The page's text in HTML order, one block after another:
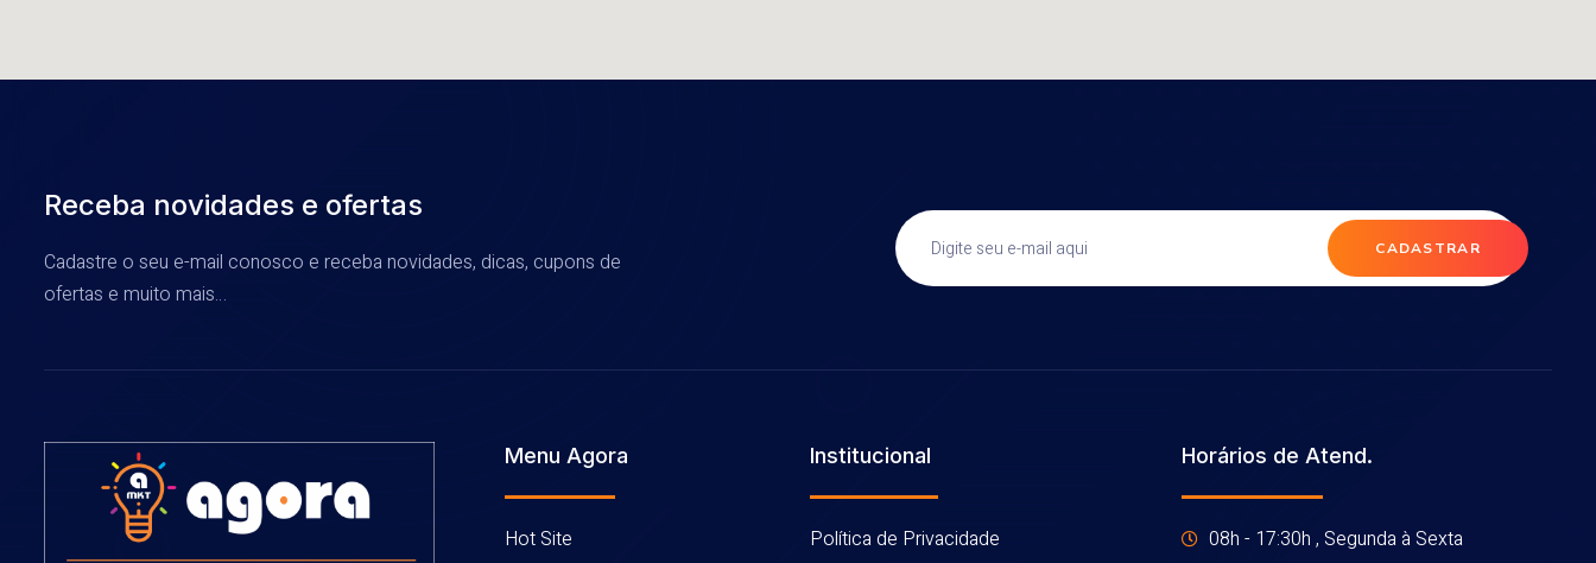
Receba novidades e ofertas
Cadastre o seu e-mail conosco e receba novidades, dicas, cupons de
ofertas e muito mais…
CADASTRAR
Menu Agora
Hot Site
Institucional
Política de Privacidade
Horários de Atend.
08h - 17:30h , Segunda à Sexta